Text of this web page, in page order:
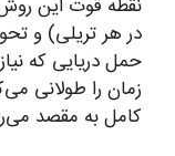
در هر تریلی) و
حمل دریایی که
زمان را طولانی
کامل به مقصد